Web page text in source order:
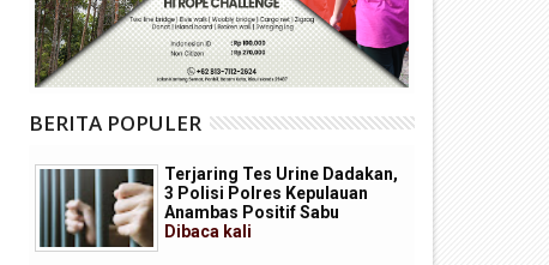
BERITA POPULER
Terjaring Tes Urine Dadakan,
3 Polisi Polres Kepulauan
Anambas Positif Sabu
Dibaca kali